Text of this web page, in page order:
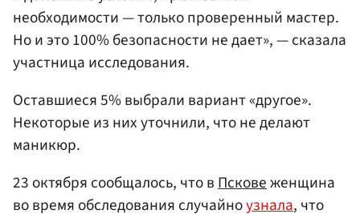
необходимости — только проверенный мастер.
Но и это 100% безопасности не дает», — сказала
участница исследования.
Оставшиеся 5% выбрали вариант «другое».
Некоторые из них уточнили, что не делают
маникюр.
23 октября сообщалось, что вПсковеженщина
во время обследования случайноузнала, что